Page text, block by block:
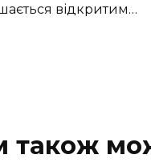
відкритим…
також